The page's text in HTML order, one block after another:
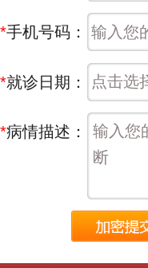
*手机号码：
*就诊日期：
*病情描述：